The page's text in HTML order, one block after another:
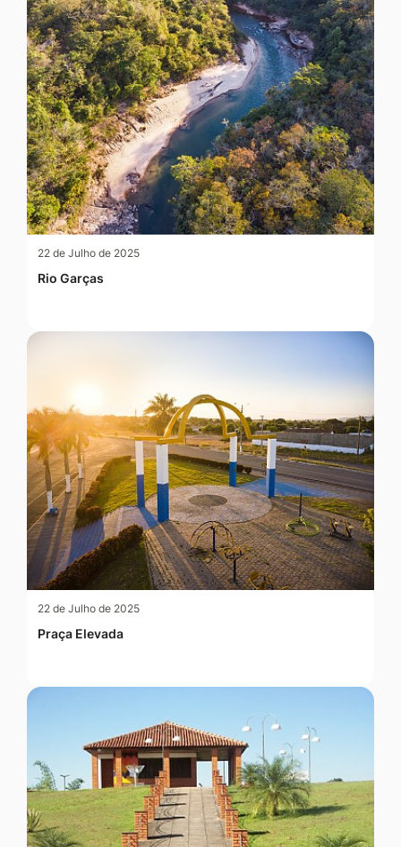
22 de Julho de 2025
Rio Garças
22 de Julho de 2025
Praça Elevada